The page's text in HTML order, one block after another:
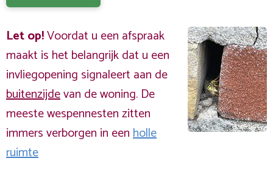
Let op!Voordat u een afspraak
maakt is het belangrijk dat u een
invliegopening signaleert aan de
buitenzijdevan de woning. De
meeste wespennesten zitten
immers verborgen in eenholle
ruimte